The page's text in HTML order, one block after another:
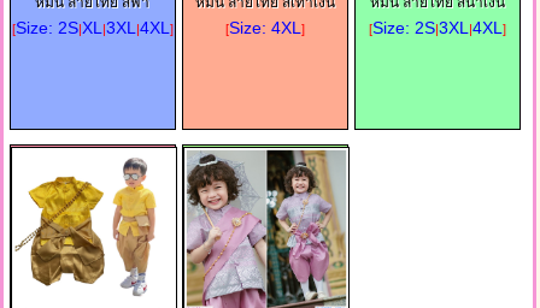
[Size: 2S|XL |3XL |4XL ] [Size: 4XL ] [Size: 2S|3XL |4XL ]